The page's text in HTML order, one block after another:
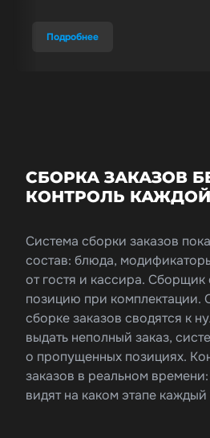
Подробнее
СБОРКА ЗАКАЗОВ
КОНТРОЛЬ
Система сборки заказов
состав: блюда,
от гостя и кассира.
позицию при комплектации.
сборке заказов сводятся к
выдать неполный заказ,
о пропущенных позициях.
заказов в реальном
видят на каком этапе каждый